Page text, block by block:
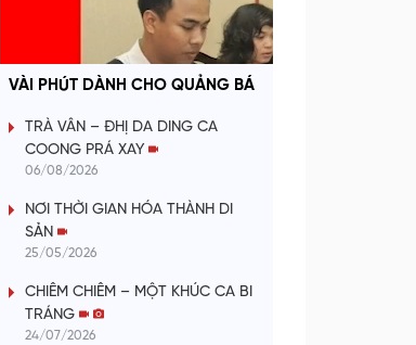
l
a
y
i
d
VÀI PHÚT DÀNH CHO QUẢNG BÁ
TRÀ VÂN – ĐHỊ DA DING CA
COONG PRÁ XAY
06/08/2026
NƠI THỜI GIAN HÓA THÀNH DI
SẢN
25/05/2026
CHIÊM CHIÊM – MỘT KHÚC CA BI
TRÁNG
24/07/2026